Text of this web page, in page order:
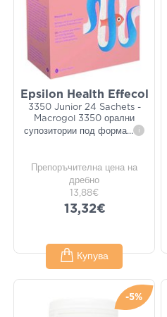
Epsilon Health Effecol
3350 Junior 24 Sachets -
Macrogol 3350 орални
супозитории под форма... i
Препоръчителна цена на
дребно
13,88€
13,32€
Купува
-5%